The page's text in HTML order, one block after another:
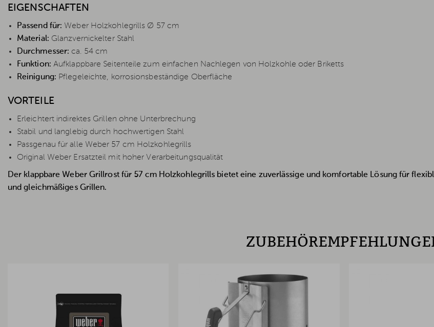
EIGENSCHAFTEN
Passend für: Weber Holzkohlegrills Ø 57 cm
Material: Glanzvernickelter Stahl
Durchmesser: ca. 54 cm
Funktion: Aufklappbare Seitenteile zum einfachen Nachlegen von Holzkohle oder Briketts
Reinigung: Pflegeleichte, korrosionsbeständige Oberfläche
VORTEILE
Erleichtert indirektes Grillen ohne Unterbrechung
Stabil und langlebig durch hochwertigen Stahl
Passgenau für alle Weber 57 cm Holzkohlegrills
Original Weber Ersatzteil mit hoher Verarbeitungsqualität
Der klappbare Weber Grillrost für 57 cm Holzkohlegrills bietet eine zuverlässige und komfortable Lösung für
und gleichmäßiges Grillen.